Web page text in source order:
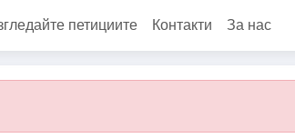
петициите Контакти За нас